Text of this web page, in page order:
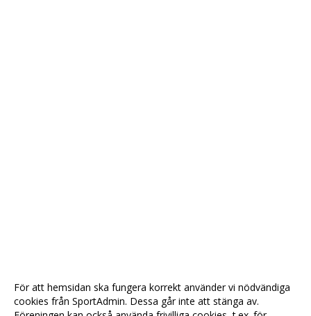
För att hemsidan ska fungera korrekt använder vi nödvändiga
cookies från SportAdmin. Dessa går inte att stänga av.